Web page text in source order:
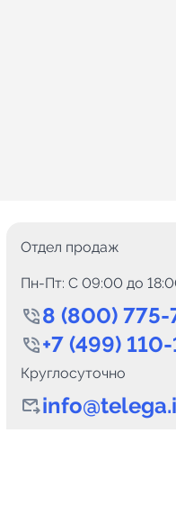
Отдел продаж
Пн-Пт: C 09:00 до
8 (800)
+7 (499)
Круглосуточно